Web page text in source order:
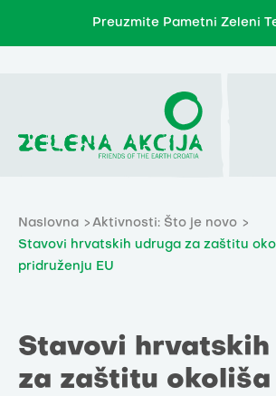
Preuzmite Pametni Zeleni
Naslovna
Aktivnosti: Što je novo
Stavovi hrvatskih udruga za zaštitu
pridruženju EU
Stavovi hrvatskih
za zaštitu okoliša